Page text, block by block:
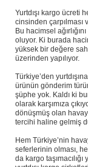
Yurtdışı kargo ücreti
cinsinden çarpılması
Bu hacimsel
oluyor. Ki burada
yüksek bir değere
üzerinden yapılıyor.
Türkiye’den
ürünün gönderim
şüphe yok. Kaldı ki
olarak karşımıza
dönüşmüş olan
tercihi haline gelmiş
Hem Türkiye’nin
seferlerinin olması,
da kargo